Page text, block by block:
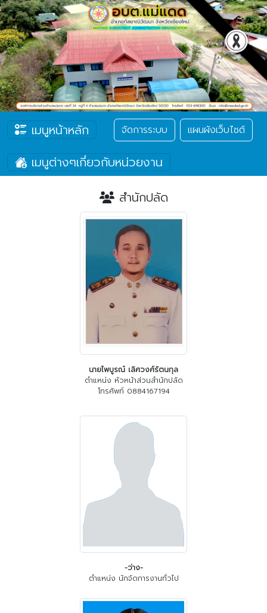
เมนูหน้าหลัก จัดการระบบ แผนผังเว็บไซต์
เมนูต่างๆเกี่ยวกับหน่วยงาน
สำนักปลัด
นายไพบูรณ์ เลิศวงศ์รัตนกุล
ตำแหน่ง หัวหน้าส่วนสำนักปลัด
โทรศัพท์ 0884167194
-ว่าง-
ตำแหน่ง นักจัดการงานทั่วไป